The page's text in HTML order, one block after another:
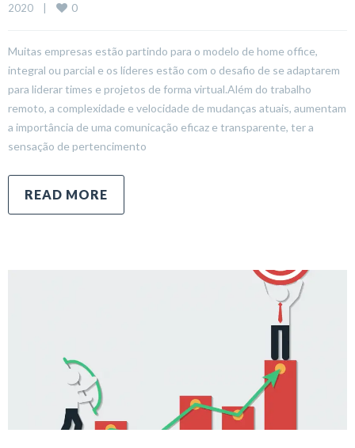
2020
0
Muitas empresas estão partindo para o modelo de home office,
integral ou parcial e os líderes estão com o desafio de se adaptarem
para liderar times e projetos de forma virtual.Além do trabalho
remoto, a complexidade e velocidade de mudanças atuais, aumentam
a importância de uma comunicação eficaz e transparente, ter a
sensação de pertencimento
READ MORE